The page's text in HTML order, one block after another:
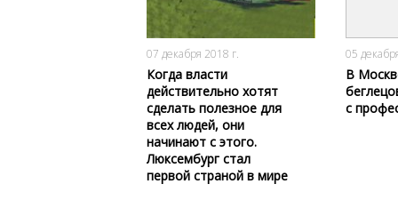
07 декабря 2018 г.
Когда власти
действительно хотят
сделать полезное для
всех людей, они
начинают с этого.
Люксембург стал
первой страной в мире
05
В
с